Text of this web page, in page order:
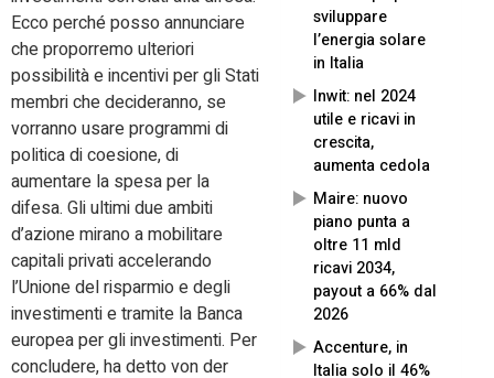
sviluppare
l’energia solare
in Italia
Inwit: nel 2024
utile e ricavi in
crescita,
aumenta cedola
Maire: nuovo
piano punta a
oltre 11 mld
ricavi 2034,
payout a 66% dal
2026
Accenture, in
Italia solo il 46%
Ecco perché posso annunciare
che proporremo ulteriori
possibilità e incentivi per gli Stati
membri che decideranno, se
vorranno usare programmi di
politica di coesione, di
aumentare la spesa per la
difesa. Gli ultimi due ambiti
d’azione mirano a mobilitare
capitali privati ​​accelerando
l’Unione del risparmio e degli
investimenti e tramite la Banca
europea per gli investimenti. Per
concludere, ha detto von der